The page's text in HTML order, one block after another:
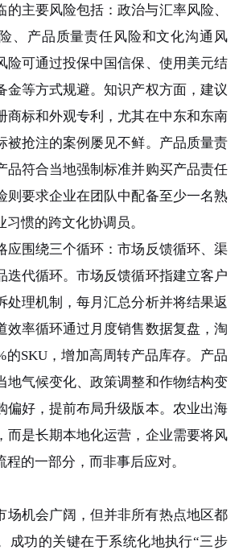
的主要风险包括：政治与汇率风险、
、产品质量责任风险和文化沟通风
险可通过投保中国信保、使用美元结
金等方式规避。知识产权方面，建议
商标和外观专利，尤其在中东和东南
被抢注的案例屡见不鲜。产品质量责
品符合当地强制标准并购买产品责任
则要求企业在团队中配备至少一名熟
惯的跨文化协调员。
围绕三个循环：市场反馈循环、渠
迭代循环。市场反馈循环指建立客户
处理机制，每月汇总分析并将结果返
效率循环通过月度销售数据复盘，淘
的SKU，增加高周转产品库存。产品
地气候变化、政策调整和作物结构变
偏好，提前布局升级版本。农业出海
而是长期本地化运营，企业需要将风
程的一部分，而非事后应对。
场机会广阔，但并非所有热点地区都
成功的关键在于系统化地执行“三步